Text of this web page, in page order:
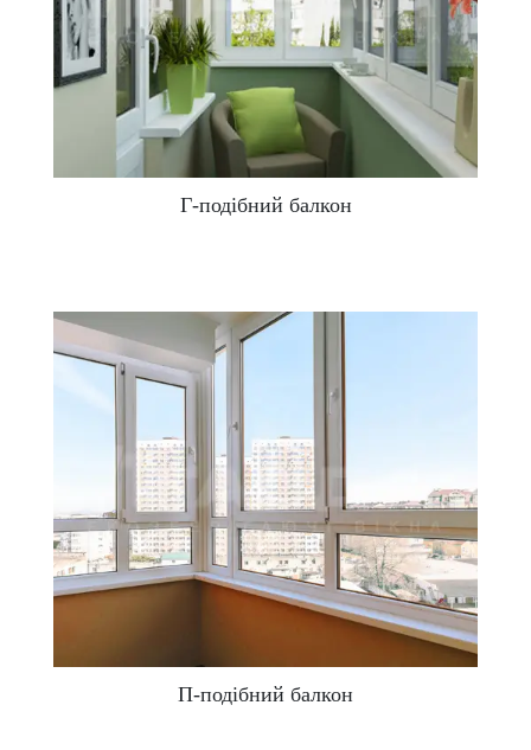
металопластикові віконні конструкції від підлоги до
стелі. Якщо засклити балкон таким чином, то
збільшується світлопропускання, візуально
розширюється простір, відкривається панорамний
огляд з квартири.
Коли краще засклити балкон?
Найчастіше питаннями скління займаються в теплу
виготовлення віконних конструкцій, фахівці
сильніше завантажені, зацікавлені максимально
швидко встановити конструкцію і відправитися на
Взимку віконні компанії пропонують знижки, і
загальний час реалізації замовлення скорочується.
Ще один потенційний плюс – швидке виявлення
недоліків самої віконної конструкції або процедури
монтажу: продування відразу дають про себе знати.
Але при якій температурі можна засклити балкон?
При використанні морозостійкої монтажної піни та
15 градусів Цельсія. При ще більш сильних морозах
Г-подібний балкон
П-подібний балкон